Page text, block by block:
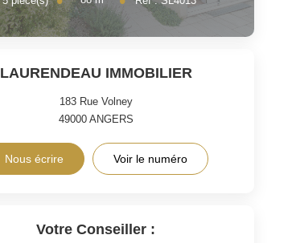
LAURENDEAU IMMOBILIER
183 Rue Volney
49000 ANGERS
Nous écrire Voir le numéro
Votre Conseiller :